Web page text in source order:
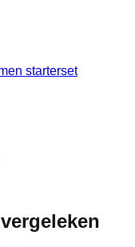
starterset
vergeleken